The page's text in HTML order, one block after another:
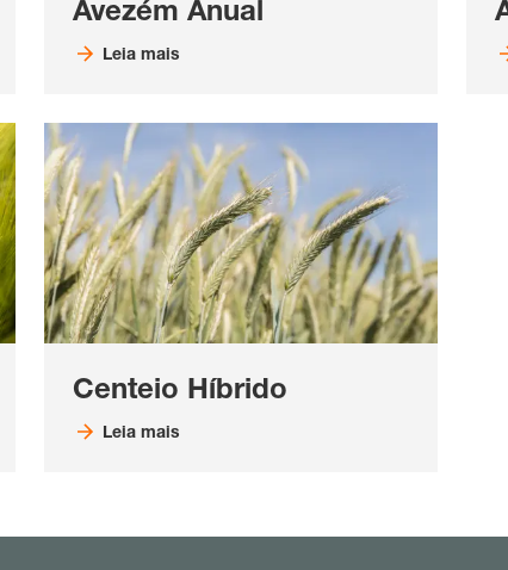
Avezém Anual
Leia mais
Centeio Híbrido
Leia mais